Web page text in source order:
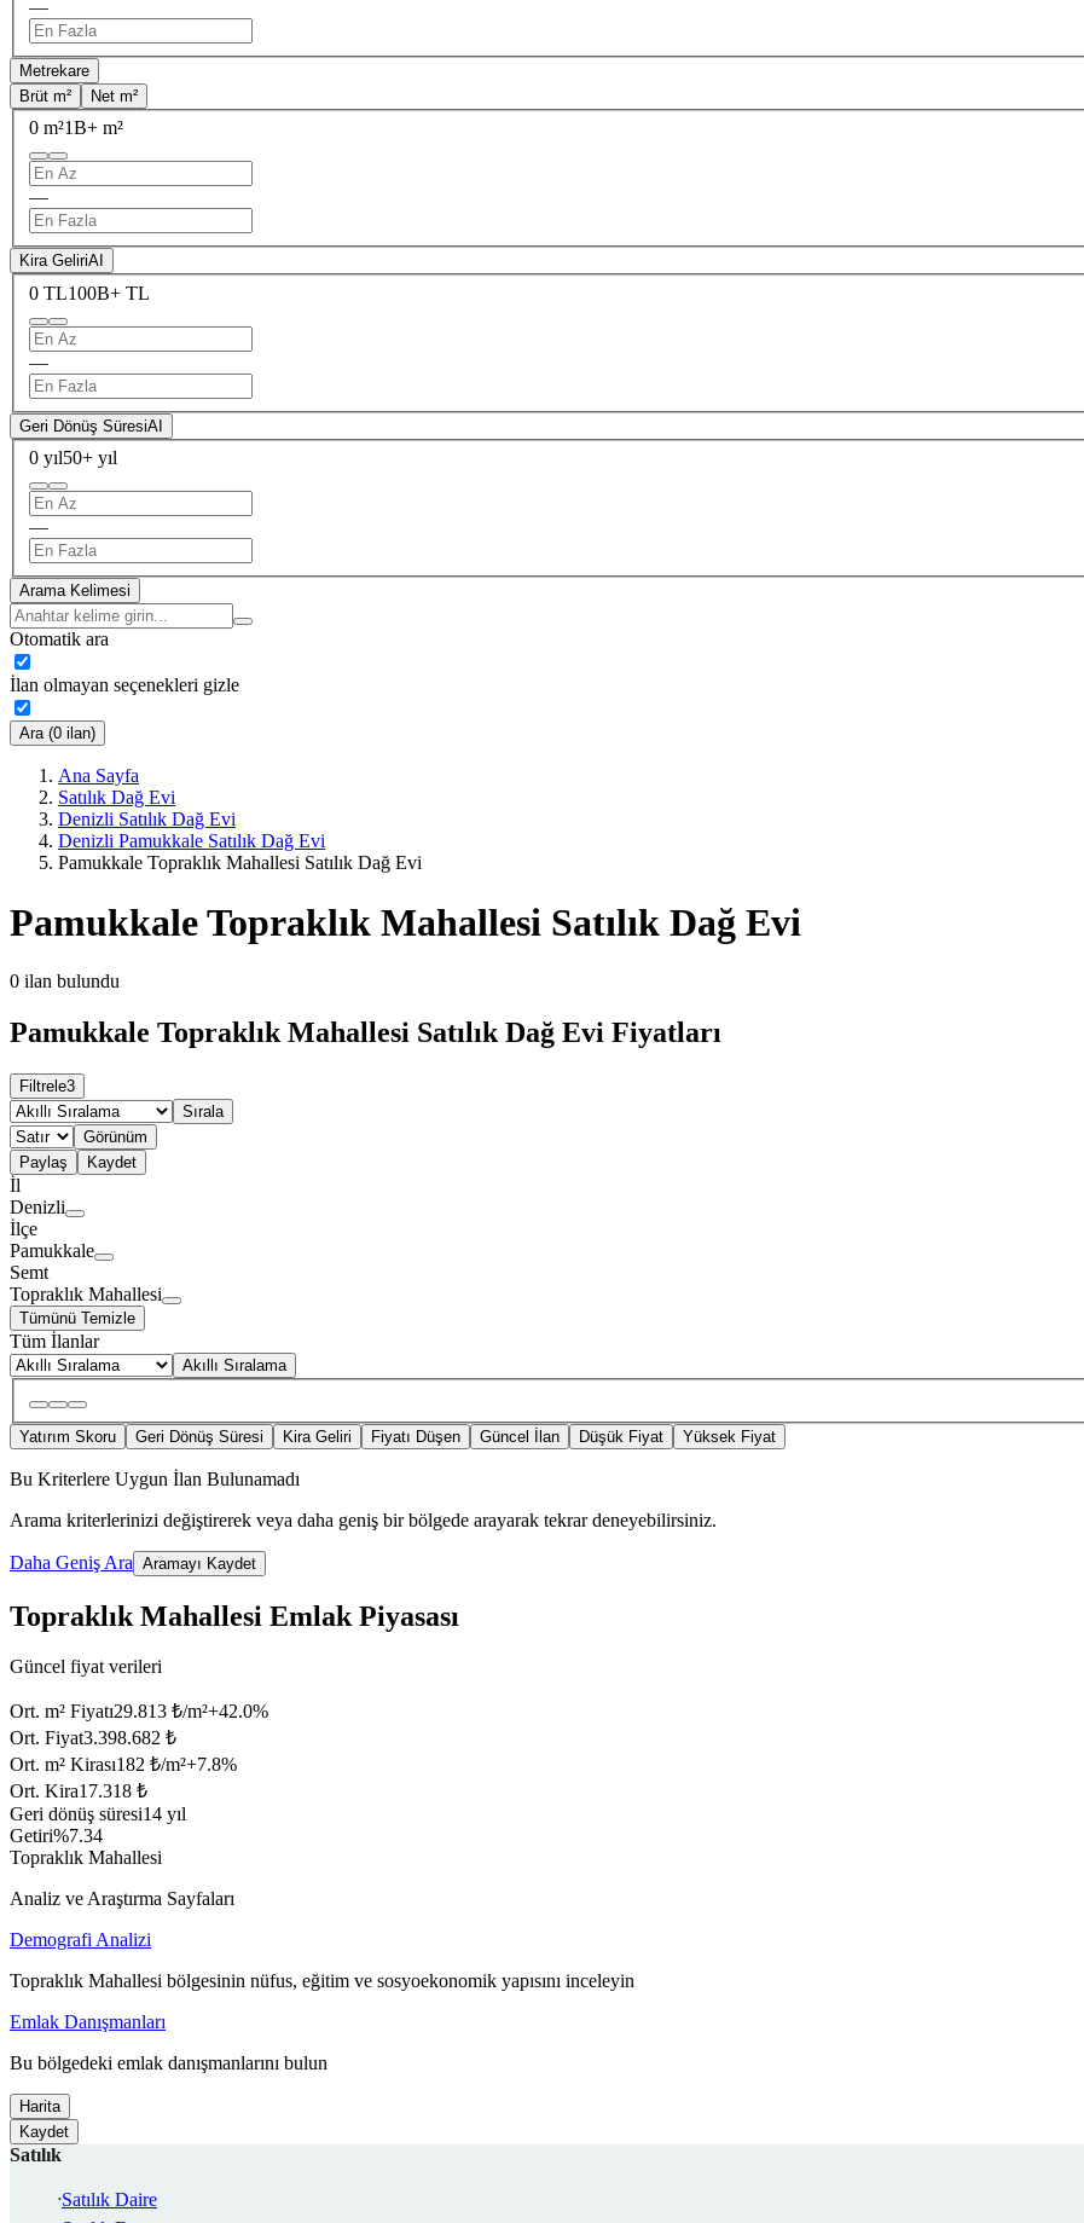
—
Metrekare
Brüt m²
Net m²
0 m²1B+ m²
—
Kira GeliriAI
0 TL100B+ TL
—
Geri Dönüş SüresiAI
0 yıl50+ yıl
—
Arama Kelimesi
Otomatik ara
İlan olmayan seçenekleri gizle
Ara (0 ilan)
Ana Sayfa
Satılık Dağ Evi
Denizli Satılık Dağ Evi
Denizli Pamukkale Satılık Dağ Evi
Pamukkale Topraklık Mahallesi Satılık Dağ Evi
Pamukkale Topraklık Mahallesi Satılık Dağ Evi
0 ilan bulundu
Pamukkale Topraklık Mahallesi Satılık Dağ Evi Fiyatları
Filtrele3
Sırala
Görünüm
Paylaş
Kaydet
İl
Denizli
İlçe
Pamukkale
Semt
Topraklık Mahallesi
Tümünü Temizle
Tüm İlanlar
Akıllı Sıralama
Yatırım Skoru Geri Dönüş Süresi Kira Geliri Fiyatı Düşen Güncel İlan Düşük Fiyat Yüksek Fiyat
Bu Kriterlere Uygun İlan Bulunamadı
Arama kriterlerinizi değiştirerek veya daha geniş bir bölgede arayarak tekrar deneyebilirsiniz.
Daha Geniş Ara Aramayı Kaydet
Topraklık Mahallesi Emlak Piyasası
Güncel fiyat verileri
Ort. m² Fiyatı29.813 ₺/m²+42.0%
Ort. Fiyat3.398.682 ₺
Ort. m² Kirası182 ₺/m²+7.8%
Ort. Kira17.318 ₺
Geri dönüş süresi14 yıl
Getiri%7.34
Topraklık Mahallesi
Analiz ve Araştırma Sayfaları
Demografi Analizi
Topraklık Mahallesi bölgesinin nüfus, eğitim ve sosyoekonomik yapısını inceleyin
Emlak Danışmanları
Bu bölgedeki emlak danışmanlarını bulun
Harita
Kaydet
Satılık
Satılık Daire